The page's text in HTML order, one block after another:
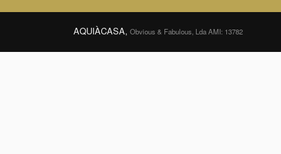
AQUIÀCASA, Obvious & Fabulous, Lda AMI: 13782